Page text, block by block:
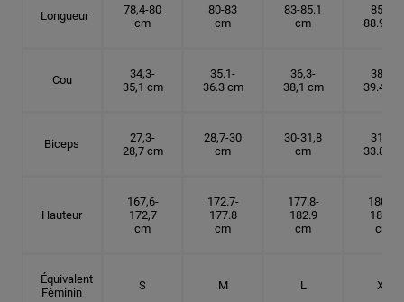
Longueur
78,4-80
cm
80-83
cm
83-85.1
cm
85.1-
88.9 cm
Cou
34,3-
35,1 cm
35.1-
36.3 cm
36,3-
38,1 cm
38.1-
39.4 cm
Biceps
27,3-
28,7 cm
28,7-30
cm
30-31,8
cm
31.8-
33.8 cm
Hauteur
167,6-
172,7
cm
172.7-
177.8
cm
177.8-
182.9
cm
180.3-
185.5
cm
Équivalent
Féminin
S M L XL